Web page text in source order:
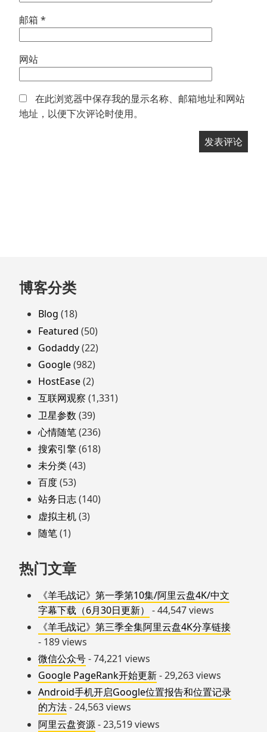
邮箱 *
网站
在此浏览器中保存我的显示名称、邮箱地址和网站
地址，以便下次评论时使用。
跳
至
页
脚
博客分类
Blog (18)
Featured (50)
Godaddy(22)
Google(982)
HostEase(2)
互联网观察 (1,331)
卫星参数 (39)
心情随笔(236)
搜索引擎(618)
未分类(43)
百度(53)
站务日志(140)
虚拟主机(3)
随笔(1)
热门文章
《羊毛战记》第一季第10集/阿里云盘4K/中文
字幕下载（6月30日更新）
- 44,547 views
《羊毛战记》第三季全集阿里云盘4K分享链接
- 189 views
微信公众号- 74,221 views
Google PageRank开始更新- 29,263 views
Android手机开启Google位置报告和位置记录
的方法- 24,563 views
阿里云盘资源- 23,519 views